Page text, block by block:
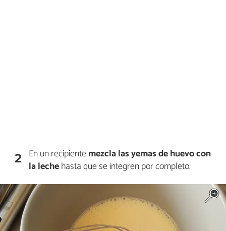
2 En un recipientemezcla las yemas de huevo con
la lechehasta que se integren por completo.